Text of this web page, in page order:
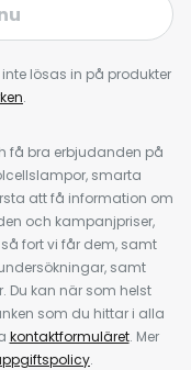
lösas in på produkter
.
få bra erbjudanden på
smarta
att få information om
och kampanjpriser,
fort vi får dem, samt
samt
Du kan när som helst
som du hittar i alla
kontaktformuläret. Mer
.